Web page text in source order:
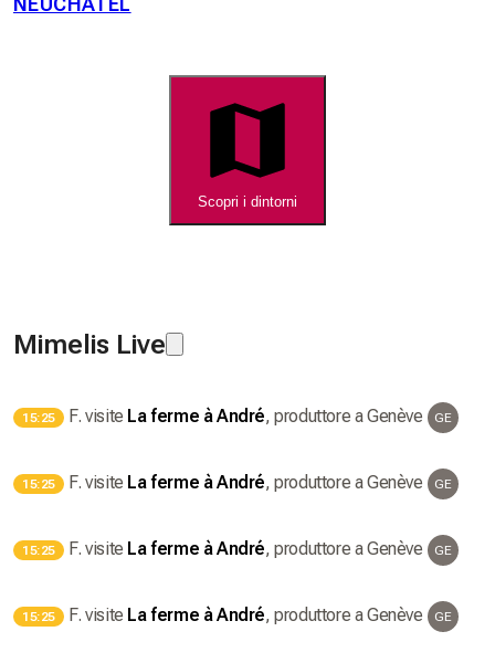
Scopri i dintorni
Mimelis Live
15:25 F. visite La ferme à André, produttore a Genève GE
15:25 F. visite La ferme à André, produttore a Genève GE
15:25 F. visite La ferme à André, produttore a Genève GE
15:25 F. visite La ferme à André, produttore a Genève GE